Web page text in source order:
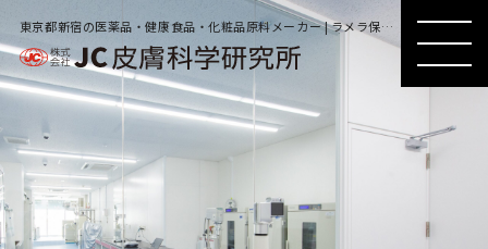
東京都新宿の医薬品・健康食品・化粧品原料メーカー | ラメラ保湿クリーム（さっぱり）